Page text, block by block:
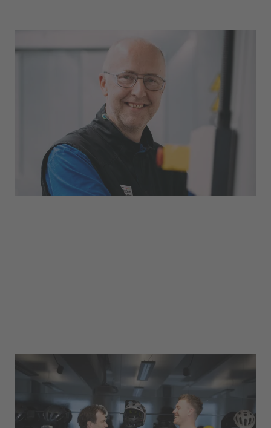
Produktion
Produktionsbereich der uvex group gefragt. Ob
Maschinenbedienung, Projektarbeit oder
Unterstützung in der Fertigung: Hier gibt es
zahlreiche Möglichkeiten für einen beruflichen
Einstieg mit Praxisbezug.
Produktmanagement
Von der ersten Idee bis hin zur Vermarktung –
das Produktmanagement begleitet die Produkte
der uvex group entlang des gesamten